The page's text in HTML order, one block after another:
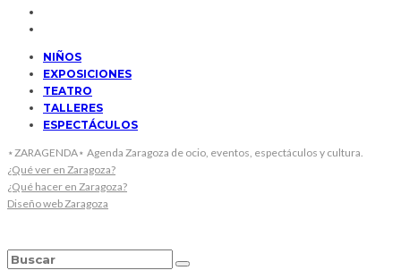
NIÑOS
EXPOSICIONES
TEATRO
TALLERES
ESPECTÁCULOS
⋆ZARAGENDA⋆ Agenda Zaragoza de ocio, eventos, espectáculos y cultura.
¿Qué ver en Zaragoza?
¿Qué hacer en Zaragoza?
Diseño web Zaragoza